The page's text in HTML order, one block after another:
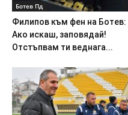
Ботев Пд
Филипов към фен на Ботев:
Ако искаш, заповядай!
Отстъпвам ти веднага...